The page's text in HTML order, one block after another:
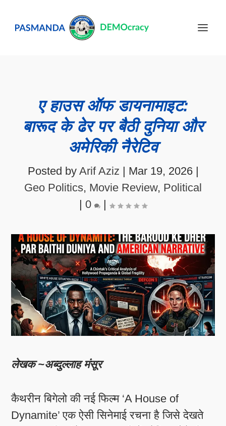
ए हाउस ऑफ डायनामाइट:
बारूद के ढेर पर बैठी दुनिया और
अमेरिकी नैरेटिव
Posted by Arif Aziz | Mar 19, 2026|
Geo Politics, Movie Review, Political
| 0 |
लेखक ~अब्दुल्लाह मंसूर
कैथरीन बिगेलो की नई फिल्म ‘A House of
Dynamite’ एक ऐसी सिनेमाई रचना है जिसे देखते